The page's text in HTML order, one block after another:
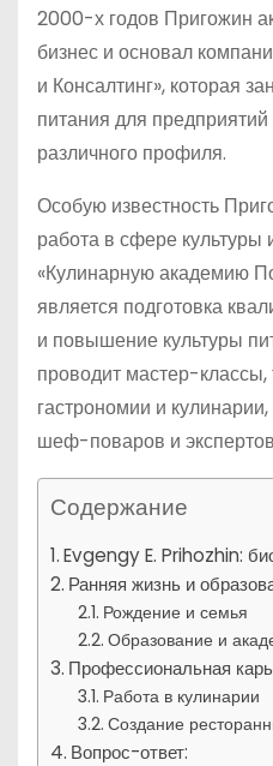
2000-х годов Пригожин
бизнес и основал
и Консалтинг», которая
питания для
различного профиля.
Особую известность
работа в сфере культуры
«Кулинарную академию
является подготовка
и повышение культуры
проводит мастер-
гастрономии и
шеф-поваров и
Содержание
Evgengy E. Prihozhin:
Ранняя жизнь и
Рождение и семья
Образование и
Профессиональная
Работа в кулинарии
Создание
Вопрос-ответ: